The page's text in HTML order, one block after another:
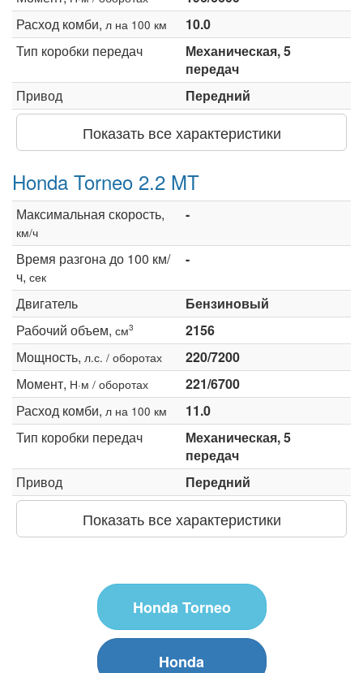
Расход комби, л на 100 км
10.0
Тип коробки передач
Механическая, 5
передач
Привод
Передний
Показать все характеристики
Honda Torneo 2.2 MT
Максимальная скорость,
км/ч
-
Время разгона до 100 км/
ч, сек
-
Двигатель
Бензиновый
Рабочий объем, см3
2156
Мощность, л.с. / оборотах
220/7200
Момент, Н·м / оборотах
221/6700
Расход комби, л на 100 км
11.0
Тип коробки передач
Механическая, 5
передач
Привод
Передний
Показать все характеристики
Honda Torneo
Honda